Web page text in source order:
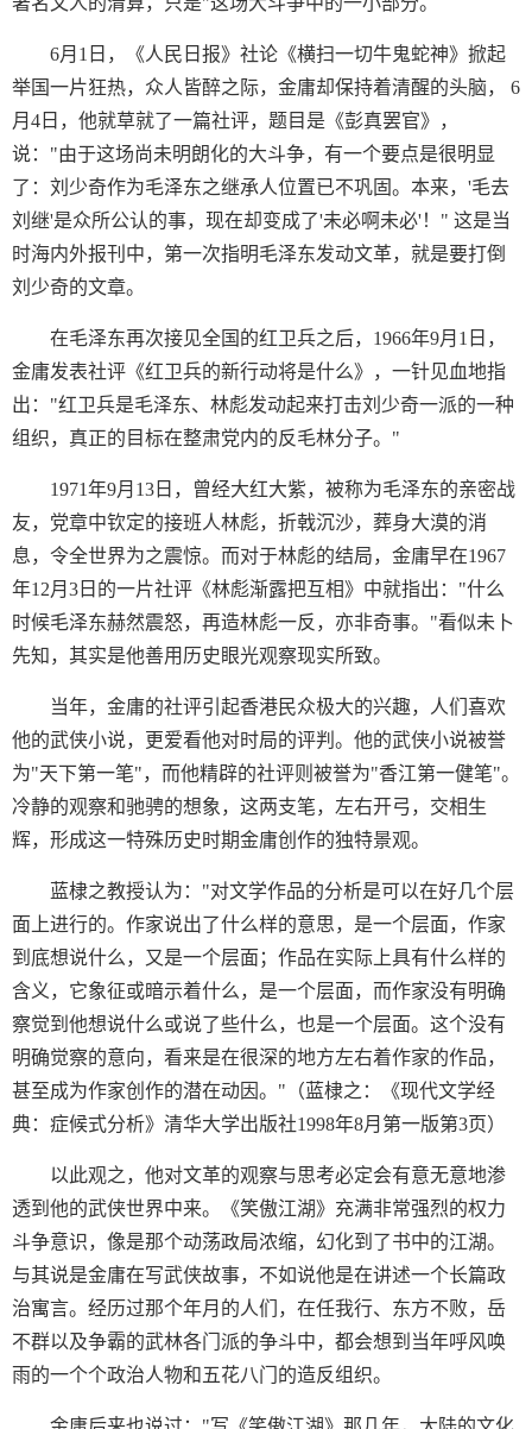
6月1日，《人民日报》社论《横扫一切牛鬼蛇神》掀起
举国一片狂热，众人皆醉之际，金庸却保持着清醒的头脑， 6
月4日，他就草就了一篇社评，题目是《彭真罢官》，
说："由于这场尚未明朗化的大斗争，有一个要点是很明显
了：刘少奇作为毛泽东之继承人位置已不巩固。本来，'毛去
刘继'是众所公认的事，现在却变成了'未必啊未必'！" 这是当
时海内外报刊中，第一次指明毛泽东发动文革，就是要打倒
刘少奇的文章。
在毛泽东再次接见全国的红卫兵之后，1966年9月1日，
金庸发表社评《红卫兵的新行动将是什么》，一针见血地指
出："红卫兵是毛泽东、林彪发动起来打击刘少奇一派的一种
组织，真正的目标在整肃党内的反毛林分子。"
1971年9月13日，曾经大红大紫，被称为毛泽东的亲密战
友，党章中钦定的接班人林彪，折戟沉沙，葬身大漠的消
息，令全世界为之震惊。而对于林彪的结局，金庸早在1967
年12月3日的一片社评《林彪渐露把互相》中就指出："什么
时候毛泽东赫然震怒，再造林彪一反，亦非奇事。"看似未卜
先知，其实是他善用历史眼光观察现实所致。
当年，金庸的社评引起香港民众极大的兴趣，人们喜欢
他的武侠小说，更爱看他对时局的评判。他的武侠小说被誉
为"天下第一笔"，而他精辟的社评则被誉为"香江第一健笔"。
冷静的观察和驰骋的想象，这两支笔，左右开弓，交相生
辉，形成这一特殊历史时期金庸创作的独特景观。
蓝棣之教授认为："对文学作品的分析是可以在好几个层
面上进行的。作家说出了什么样的意思，是一个层面，作家
到底想说什么，又是一个层面；作品在实际上具有什么样的
含义，它象征或暗示着什么，是一个层面，而作家没有明确
察觉到他想说什么或说了些什么，也是一个层面。这个没有
明确觉察的意向，看来是在很深的地方左右着作家的作品，
甚至成为作家创作的潜在动因。"（蓝棣之：《现代文学经
典：症候式分析》清华大学出版社1998年8月第一版第3页）
以此观之，他对文革的观察与思考必定会有意无意地渗
透到他的武侠世界中来。《笑傲江湖》充满非常强烈的权力
斗争意识，像是那个动荡政局浓缩，幻化到了书中的江湖。
与其说是金庸在写武侠故事，不如说他是在讲述一个长篇政
治寓言。经历过那个年月的人们，在任我行、东方不败，岳
不群以及争霸的武林各门派的争斗中，都会想到当年呼风唤
雨的一个个政治人物和五花八门的造反组织。